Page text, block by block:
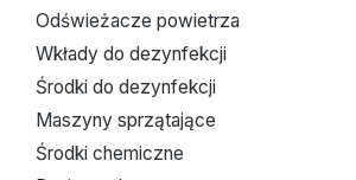
Odświeżacze powietrza
Wkłady do dezynfekcji
Środki do dezynfekcji
Maszyny sprzątające
Środki chemiczne